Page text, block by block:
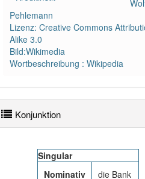
Pehlemann
Lizenz: Creative Commons
Alike 3.0
Bild:Wikimedia
Wortbeschreibung : Wikipedia
Konjunktion
Singular
Nominativ
die Bank